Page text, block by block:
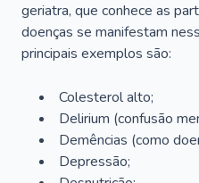
geriatra, que conhece as
doenças se manifestam
principais exemplos são:
Colesterol alto;
Delirium (confusão
Demências (como
Depressão;